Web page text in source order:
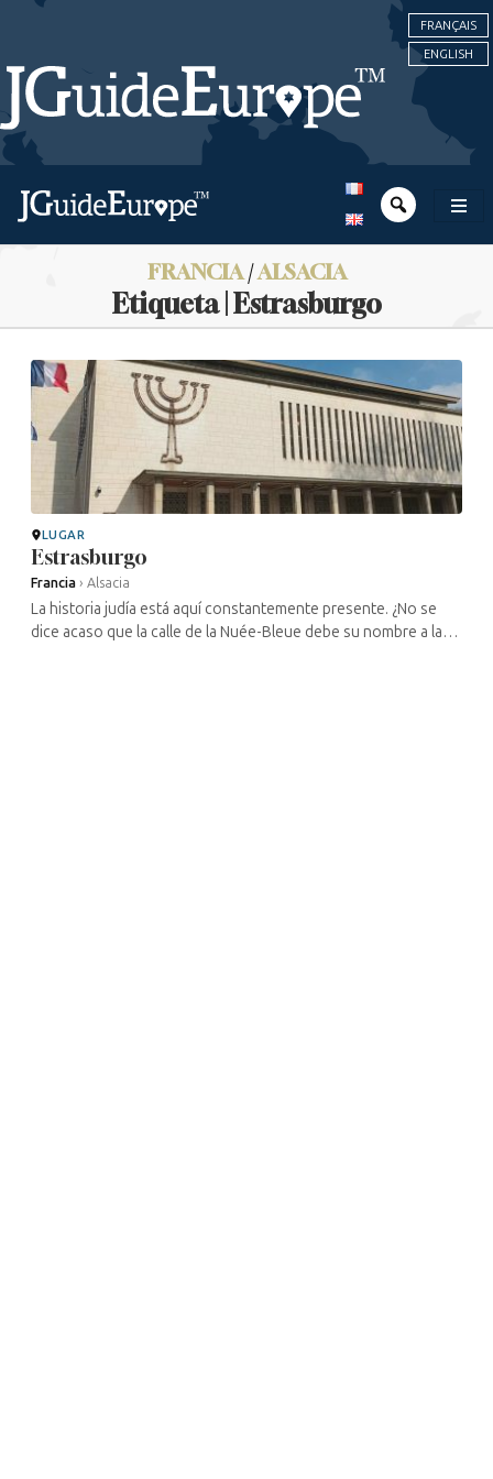
FRANÇAIS
ENGLISH
FRANCIA/ALSACIA
Etiqueta | Estrasburgo
LUGAR
Estrasburgo
Francia › Alsacia
La historia judía está aquí constantemente presente. ¿No se
dice acaso que la calle de la Nuée-Bleue debe su nombre a la